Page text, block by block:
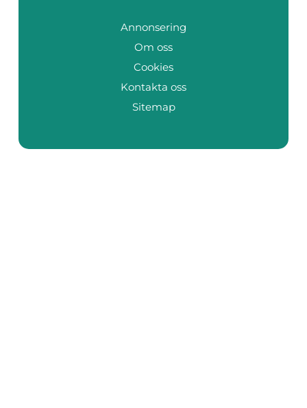
Annonsering
Om oss
Cookies
Kontakta oss
Sitemap